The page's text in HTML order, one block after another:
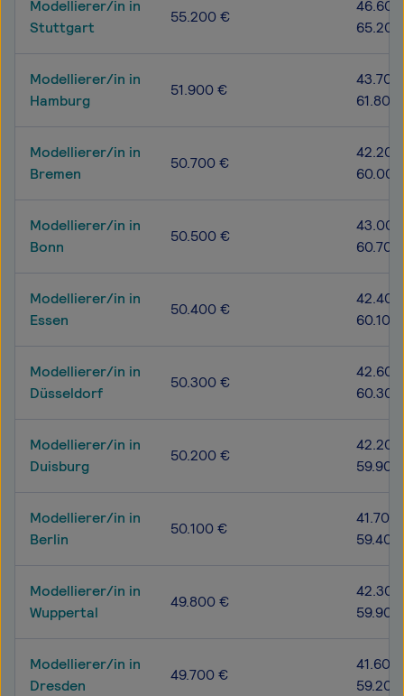
Modellierer/in in
Stuttgart
55.200 €
Modellierer/in in
Hamburg
51.900 €
Modellierer/in in
Bremen
50.700 €
Modellierer/in in
Bonn
50.500 €
Modellierer/in in
Essen
50.400 €
Modellierer/in in
Düsseldorf
50.300 €
Modellierer/in in
Duisburg
50.200 €
Modellierer/in in
Berlin
50.100 €
Modellierer/in in
Wuppertal
49.800 €
Modellierer/in in
Dresden
49.700 €